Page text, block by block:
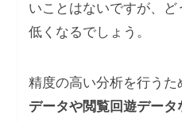
いことはないですが、
低くなるでしょう。
精度の高い分析を行うた
データや閲覧回遊デー